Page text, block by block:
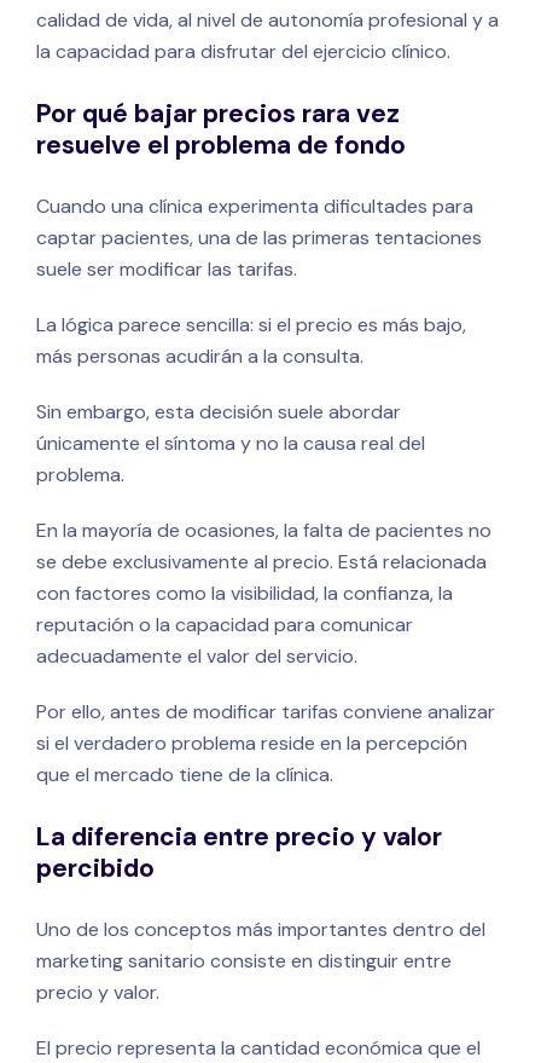
calidad de vida, al nivel de autonomía profesional y a
la capacidad para disfrutar del ejercicio clínico.
Por qué bajar precios rara vez
resuelve el problema de fondo
Cuando una clínica experimenta dificultades para
captar pacientes, una de las primeras tentaciones
suele ser modificar las tarifas.
La lógica parece sencilla: si el precio es más bajo,
más personas acudirán a la consulta.
Sin embargo, esta decisión suele abordar
únicamente el síntoma y no la causa real del
problema.
En la mayoría de ocasiones, la falta de pacientes no
se debe exclusivamente al precio. Está relacionada
con factores como la visibilidad, la confianza, la
reputación o la capacidad para comunicar
adecuadamente el valor del servicio.
Por ello, antes de modificar tarifas conviene analizar
si el verdadero problema reside en la percepción
que el mercado tiene de la clínica.
La diferencia entre precio y valor
percibido
Uno de los conceptos más importantes dentro del
marketing sanitario consiste en distinguir entre
precio y valor.
El precio representa la cantidad económica que el